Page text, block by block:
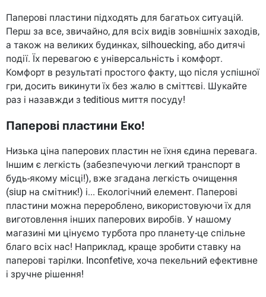
Паперові пластини підходять для багатьох ситуацій.
Перш за все, звичайно, для всіх видів зовнішніх заходів,
а також на великих будинках, silhouecking, або дитячі
події. Їх перевагою є універсальність і комфорт.
Комфорт в результаті простого факту, що після успішної
гри, досить викинути їх без жалю в сміттєві. Шукайте
раз і назавжди з teditious миття посуду!
Паперові пластини Еко!
Низька ціна паперових пластин не їхня єдина перевага.
Іншим є легкість (забезпечуючи легкий транспорт в
будь-якому місці!), вже згадана легкість очищення
(siup на смітник!) і... Екологічний елемент. Паперові
пластини можна перероблено, використовуючи їх для
виготовлення інших паперових виробів. У нашому
магазині ми цінуємо турбота про планету-це спільне
благо всіх нас! Наприклад, краще зробити ставку на
паперові тарілки. Inconfetive, хоча пекельний ефективне
і зручне рішення!